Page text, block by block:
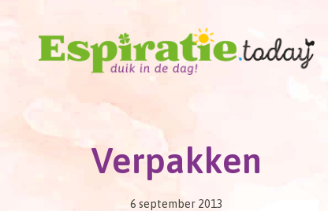
Verpakken
6 september 2013